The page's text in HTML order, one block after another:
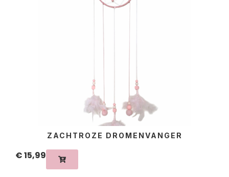
ZACHTROZE DROMENVANGER
€15,99